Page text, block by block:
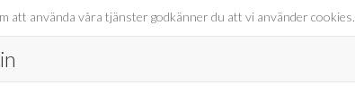
att använda våra tjänster godkänner du att vi använder cookies.